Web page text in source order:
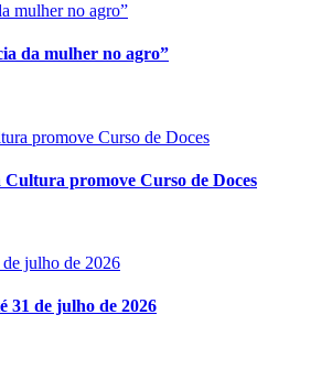
mulher no agro”
da mulher no agro”
promove Curso de Doces
promove Curso de Doces
julho de 2026
31 de julho de 2026